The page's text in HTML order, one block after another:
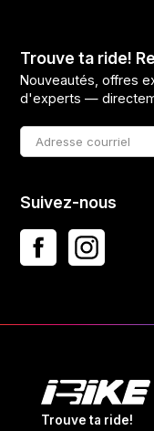
Trouve ta ride!
Nouveautés, offres
d'experts —
Suivez-nous
Trouve ta ride!